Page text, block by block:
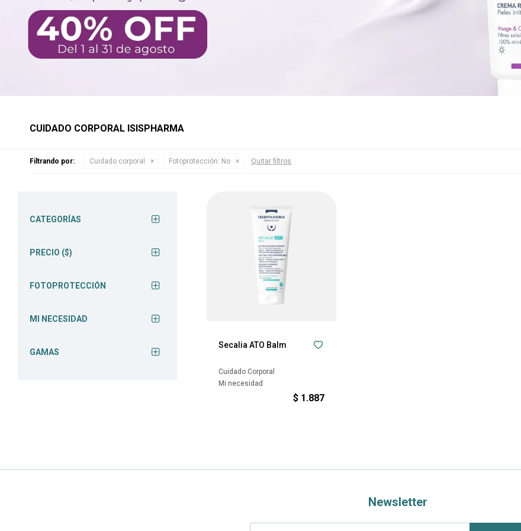
CUIDADO CORPORAL ISISPHARMA
Filtrando por: Cuidado corporal Fotoprotección: No Quitar filtros
Secalia ATO Balm
Cuidado Corporal
Mi necesidad
$ 1.887
CATEGORÍAS
PRECIO ($)
FOTOPROTECCIÓN
MI NECESIDAD
GAMAS
Newsletter